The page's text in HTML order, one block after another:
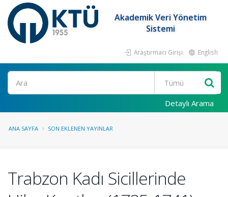
Akademik Veri Yönetim
Sistemi
Araştırmacı Girişi English
Ara
Detaylı Arama
ANA SAYFA SON EKLENEN YAYINLAR
Trabzon Kadı Sicillerinde